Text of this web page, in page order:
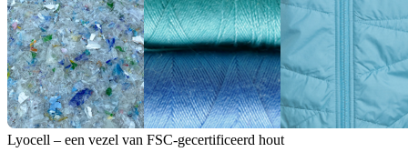
Lyocell – een vezel van FSC-gecertificeerd hout